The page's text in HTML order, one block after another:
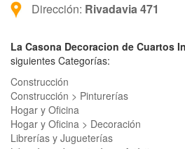
Dirección: Rivadavia 471
La Casona Decoracion de Cuartos
siguientes Categorías:
Construcción
Construcción > Pinturerías
Hogar y Oficina
Hogar y Oficina > Decoración
Librerías y Jugueterías